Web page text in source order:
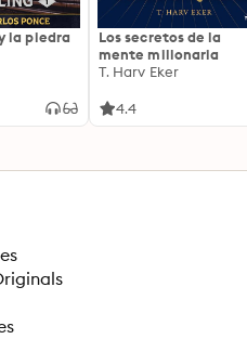
la piedra
Los secretos de la
mente millonaria
T. Harv Eker
4.4